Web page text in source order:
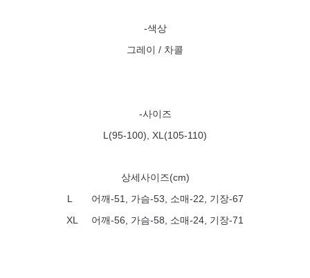
-색상
그레이 / 차콜
-사이즈
L(95-100), XL(105-110)
상세사이즈(cm)
L 어깨-51, 가슴-53, 소매-22, 기장-67
XL 어깨-56, 가슴-58, 소매-24, 기장-71